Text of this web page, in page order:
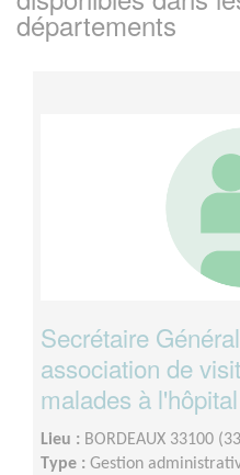
départements
Secrétaire
association de
malades à l'hôpital
Lieu : BORDEAUX 33100
Type : Gestion